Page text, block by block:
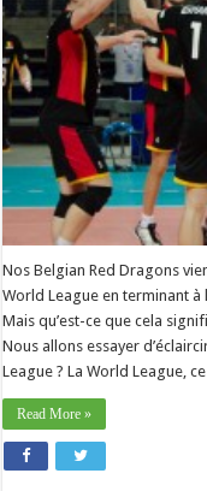
Nos Belgian Red Dragons
World League en terminant
Mais qu’est-ce que cela
Nous allons essayer
League ? La World League,
Read More »